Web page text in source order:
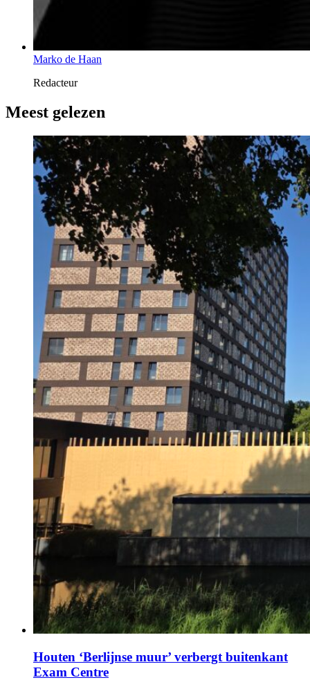
Marko de Haan
Redacteur
Meest gelezen
Houten ‘Berlijnse muur’ verbergt buitenkant
Exam Centre